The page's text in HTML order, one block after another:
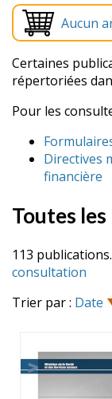
Aucun
Certaines
répertoriées
Pour les
Directives
financière
Toutes
113 publications.
consultation
Trier par : Date